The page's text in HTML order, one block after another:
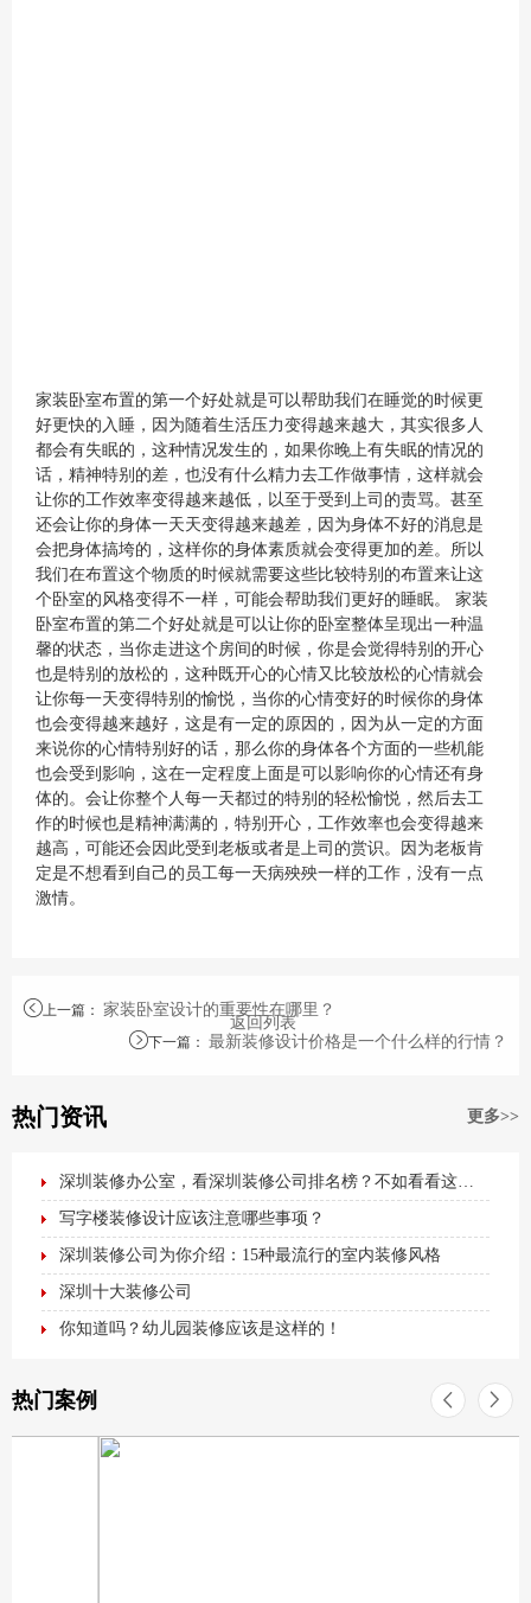
家装卧室布置的第一个好处就是可以帮助我们在睡觉的时候更
好更快的入睡，因为随着生活压力变得越来越大，其实很多人
都会有失眠的，这种情况发生的，如果你晚上有失眠的情况的
话，精神特别的差，也没有什么精力去工作做事情，这样就会
让你的工作效率变得越来越低，以至于受到上司的责骂。甚至
还会让你的身体一天天变得越来越差，因为身体不好的消息是
会把身体搞垮的，这样你的身体素质就会变得更加的差。所以
我们在布置这个物质的时候就需要这些比较特别的布置来让这
个卧室的风格变得不一样，可能会帮助我们更好的睡眠。 家装
卧室布置的第二个好处就是可以让你的卧室整体呈现出一种温
馨的状态，当你走进这个房间的时候，你是会觉得特别的开心
也是特别的放松的，这种既开心的心情又比较放松的心情就会
让你每一天变得特别的愉悦，当你的心情变好的时候你的身体
也会变得越来越好，这是有一定的原因的，因为从一定的方面
来说你的心情特别好的话，那么你的身体各个方面的一些机能
也会受到影响，这在一定程度上面是可以影响你的心情还有身
体的。会让你整个人每一天都过的特别的轻松愉悦，然后去工
作的时候也是精神满满的，特别开心，工作效率也会变得越来
越高，可能还会因此受到老板或者是上司的赏识。因为老板肯
定是不想看到自己的员工每一天病殃殃一样的工作，没有一点
激情。
上一篇 ： 家装卧室设计的重要性在哪里？
下一篇 ： 最新装修设计价格是一个什么样的行情？
返回列表
热门资讯 更多>>
深圳装修办公室，看深圳装修公司排名榜？不如看看这篇最全办公室装修攻略！
写字楼装修设计应该注意哪些事项？
深圳装修公司为你介绍：15种最流行的室内装修风格
深圳十大装修公司
你知道吗？幼儿园装修应该是这样的！
热门案例